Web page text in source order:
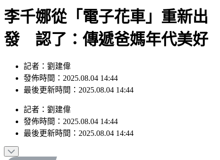
李千娜從「電子花車」重新出
發 認了：傳遞爸媽年代美好
記者：劉建偉
發佈時間：2025.08.04 14:44
最後更新時間：2025.08.04 14:44
記者 ： 劉建偉
發佈時間： 2025.08.04 14:44
最後更新時間： 2025.08.04 14:44